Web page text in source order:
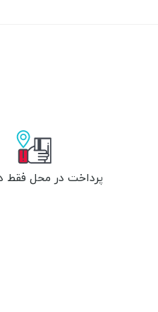
پرداخت در محل فقط